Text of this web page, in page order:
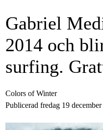
Gabriel
2014 och
surfing.
Colors of Winter
Publicerad fredag 19